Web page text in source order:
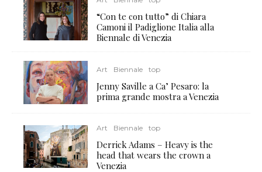
“Con te con tutto” di Chiara
Camoni il Padiglione Italia alla
Biennale di Venezia
Art Biennale top
Jenny Saville a Ca’ Pesaro: la
prima grande mostra a Venezia
Art Biennale top
Derrick Adams – Heavy is the
head that wears the crown a
Venezia